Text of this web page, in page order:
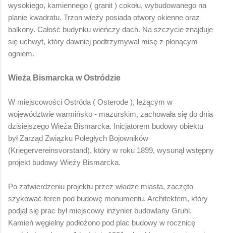
wysokiego, kamiennego ( granit ) cokołu, wybudowanego na
planie kwadratu. Trzon wieży posiada otwory okienne oraz
balkony. Całość budynku wieńczy dach. Na szczycie znajduje
się uchwyt, który dawniej podtrzymywał misę z płonącym
ogniem.
Wieża Bismarcka w Ostródzie
W miejscowości Ostróda ( Osterode ), leżącym w
województwie warmińsko - mazurskim, zachowała się do dnia
dzisiejszego Wieża Bismarcka. Inicjatorem budowy obiektu
był Zarząd Związku Poległych Bojowników
(Kriegervereinsvorstand), który w roku 1899, wysunął wstępny
projekt budowy Wieży Bismarcka.
Po zatwierdzeniu projektu przez władze miasta, zaczęto
szykować teren pod budowę monumentu. Architektem, który
podjął się prac był miejscowy inżynier budowlany Gruhl.
Kamień węgielny podłożono pod plac budowy w rocznicę